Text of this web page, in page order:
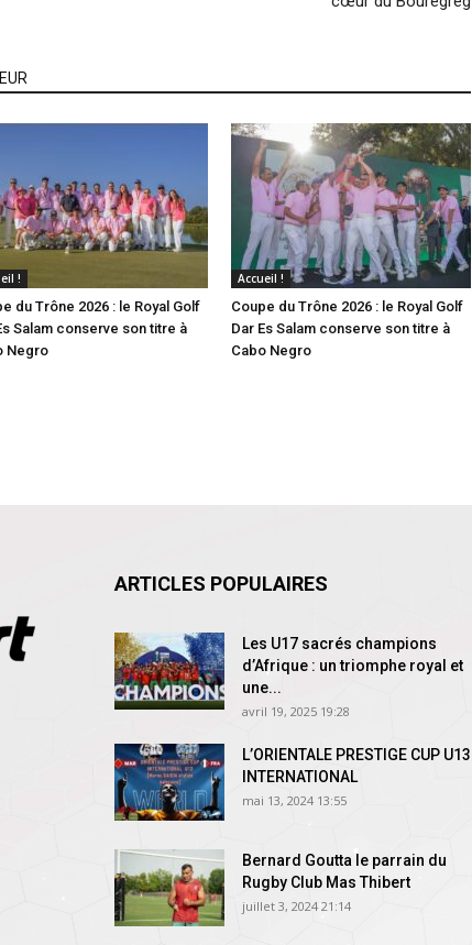
!
du Trône 2026 : le Royal Golf
Salam conserve son titre à
Negro
Accueil !
Coupe du Trône 2026 : le Royal Golf
Dar Es Salam conserve son titre à
Cabo Negro
ARTICLES POPULAIRES
Les U17 sacrés champions
d’Afrique : un triomphe royal et
une...
avril 19, 2025 19:28
L’ORIENTALE PRESTIGE CUP U13
INTERNATIONAL
mai 13, 2024 13:55
Bernard Goutta le parrain du
Rugby Club Mas Thibert
juillet 3, 2024 21:14